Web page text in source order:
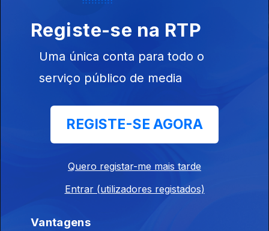
Inesquecíveis
Viagens de
Comboio
Por Ti Portugal Eu
Juro
Registe-se na RTP
Uma única conta para todo o
serviço público de media
REGISTE-SE AGORA
Quero registar-me mais tarde
Entrar (utilizadores registados)
Vantagens